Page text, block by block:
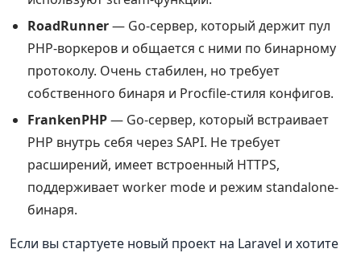
RoadRunner— Go-сервер, который держит пул
PHP-воркеров и общается с ними по бинарному
протоколу. Очень стабилен, но требует
собственного бинаря и Procfile-стиля конфигов.
FrankenPHP— Go-сервер, который встраивает
PHP внутрь себя через SAPI. Не требует
расширений, имеет встроенный HTTPS,
поддерживает worker mode и режим standalone-
бинаря.
Если вы стартуете новый проект на Laravel и хотите